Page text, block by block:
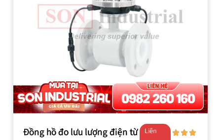
Đồng hồ đo lưu lượng điện từ
Liên